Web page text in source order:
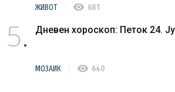
ЖИВОТ visibility 681
5 Дневен хороскоп: Петок 24.
МОЗАИК visibility 640